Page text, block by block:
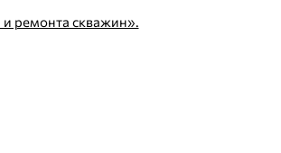
ремонта скважин».